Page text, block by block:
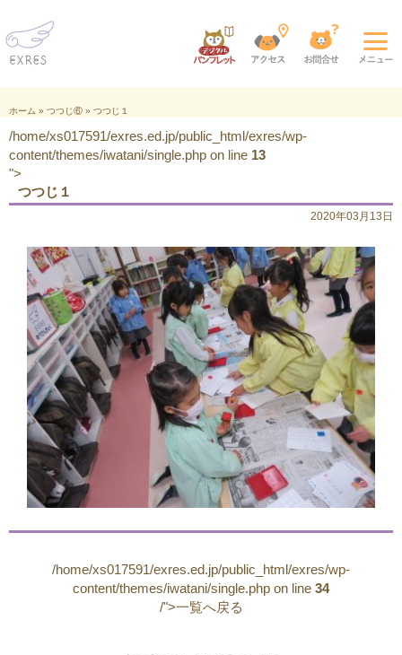
ホーム » つつじ⑥ » つつじ１
/home/xs017591/exres.ed.jp/public_html/exres/wp-
content/themes/iwatani/single.php on line 13
">
つつじ１
2020年03月13日
/home/xs017591/exres.ed.jp/public_html/exres/wp-
content/themes/iwatani/single.php on line 34
/">一覧へ戻る